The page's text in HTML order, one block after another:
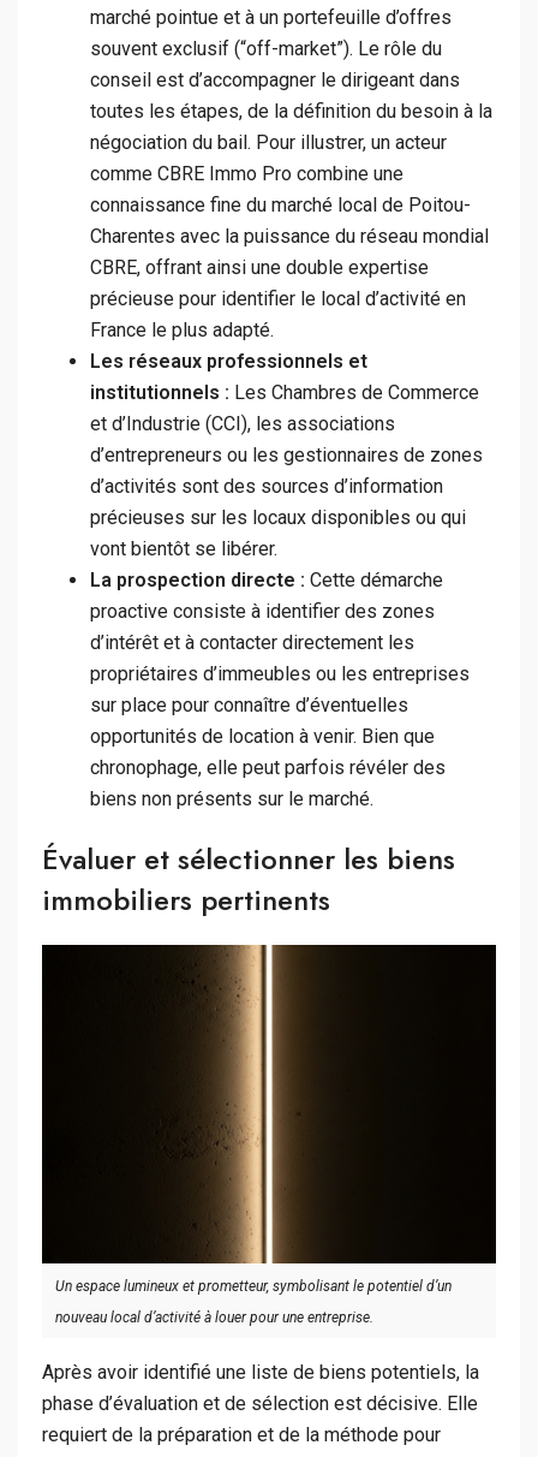
marché pointue et à un portefeuille d’offres
souvent exclusif (“off-market”). Le rôle du
conseil est d’accompagner le dirigeant dans
toutes les étapes, de la définition du besoin à la
négociation du bail. Pour illustrer, un acteur
comme CBRE Immo Pro combine une
connaissance fine du marché local de Poitou-
Charentes avec la puissance du réseau mondial
CBRE, offrant ainsi une double expertise
précieuse pour identifier le local d’activité en
France le plus adapté.
Les réseaux professionnels et
institutionnels : Les Chambres de Commerce
et d’Industrie (CCI), les associations
d’entrepreneurs ou les gestionnaires de zones
d’activités sont des sources d’information
précieuses sur les locaux disponibles ou qui
vont bientôt se libérer.
La prospection directe : Cette démarche
proactive consiste à identifier des zones
d’intérêt et à contacter directement les
propriétaires d’immeubles ou les entreprises
sur place pour connaître d’éventuelles
opportunités de location à venir. Bien que
chronophage, elle peut parfois révéler des
biens non présents sur le marché.
Évaluer et sélectionner les biens
immobiliers pertinents
Un espace lumineux et prometteur, symbolisant le potentiel d’un
nouveau local d’activité à louer pour une entreprise.
Après avoir identifié une liste de biens potentiels, la
phase d’évaluation et de sélection est décisive. Elle
requiert de la préparation et de la méthode pour